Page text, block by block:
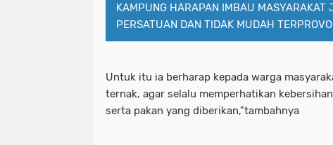
KAMPUNG HARAPAN IMBAU MASYARAKAT
PERSATUAN DAN TIDAK MUDAH
Untuk itu ia berharap kepada warga
ternak, agar selalu memperhatikan
serta pakan yang diberikan,"tambahnya